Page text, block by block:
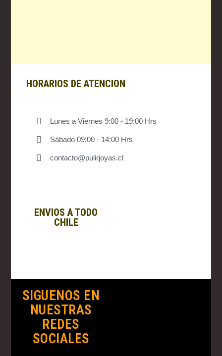
HORARIOS DE ATENCION
Lunes a Viernes 9:00 - 19:00 Hrs
Sábado 09:00 - 14:00 Hrs
contacto@pulirjoyas.cl
ENVIOS A TODO
CHILE
SIGUENOS EN
NUESTRAS
REDES
SOCIALES